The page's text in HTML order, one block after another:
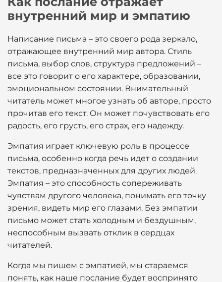
внутренний мир и эмпатию
Написание письма – это своего рода зеркало,
отражающее внутренний мир автора. Стиль
письма, выбор слов, структура предложений –
все это говорит о его характере, образовании,
эмоциональном состоянии. Внимательный
читатель может многое узнать об авторе, просто
прочитав его текст. Он может почувствовать его
радость, его грусть, его страх, его надежду.
Эмпатия играет ключевую роль в процессе
письма, особенно когда речь идет о создании
текстов, предназначенных для других людей.
Эмпатия – это способность сопереживать
чувствам другого человека, понимать его точку
зрения, видеть мир его глазами. Без эмпатии
письмо может стать холодным и бездушным,
неспособным вызвать отклик в сердцах
читателей.
Когда мы пишем с эмпатией, мы стараемся
понять, как наше послание будет воспринято